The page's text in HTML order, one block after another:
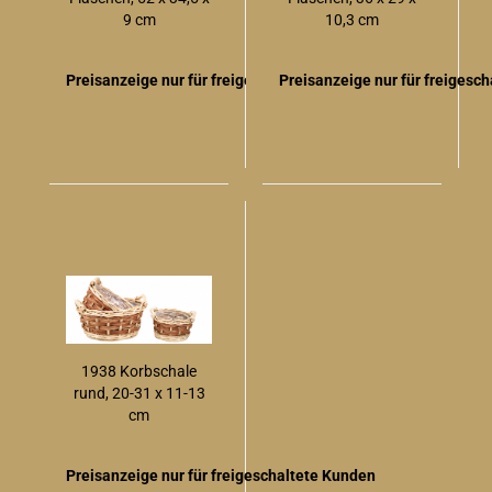
9 cm
Preisanzeige nur für freigeschaltete Kunden
10,3 cm
Preisanzeige nur für
1938 Korbschale
rund, 20-31 x 11-13
cm
Preisanzeige nur für freigeschaltete Kunden